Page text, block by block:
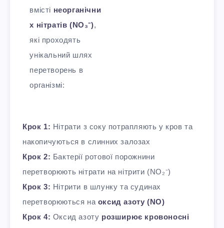
вмісті неорганічни
х нітратів (NO₃⁻),
які проходять
унікальний шлях
перетворень в
організмі:
Крок 1: Нітрати з соку потрапляють у кров та
накопичуються в слинних залозах
Крок 2: Бактерії ротової порожнини
перетворюють нітрати на нітрити (NO₂⁻)
Крок 3: Нітрити в шлунку та судинах
перетворюються на оксид азоту (NO)
Крок 4: Оксид азоту розширює кровоносні